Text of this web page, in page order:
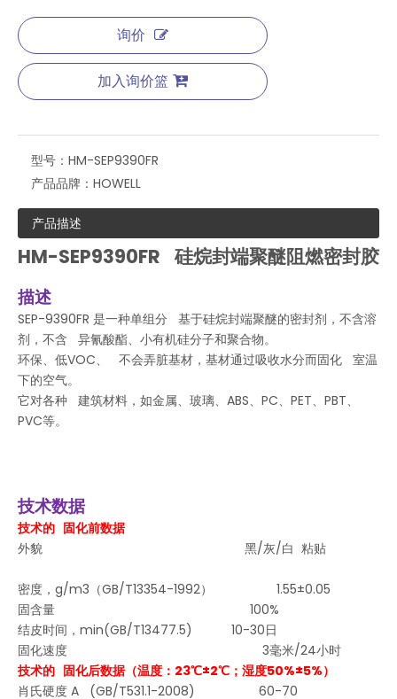
询价
加入询价篮
型号： HM-SEP9390FR
产品品牌： HOWELL
产品描述
HM-SEP9390FR 硅烷封端聚醚阻燃密封胶
描述
SEP-9390FR 是一种单组分 基于硅烷封端聚醚的密封剂，不含溶
剂，不含 异氰酸酯、小有机硅分子和聚合物。
环保、低VOC、 不会弄脏基材，基材通过吸收水分而固化 室温
下的空气。
它对各种 建筑材料，如金属、玻璃、ABS、PC、PET、PBT、
PVC等。
技术数据
技术的 固化前数据
外貌 黑/灰/白 粘贴
密度，g/m3（GB/T13354-1992） 1.55±0.05
固含量 100%
结皮时间，min(GB/T13477.5) 10-30日
固化速度 3毫米/24小时
技术的 固化后数据（温度：23℃±2℃；湿度50%±5%）
肖氏硬度 A (GB/T531.1-2008) 60-70